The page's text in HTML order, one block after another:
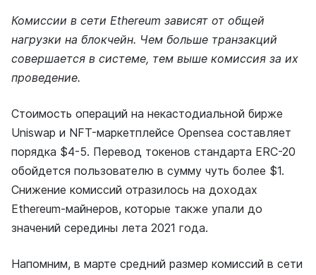
Комиссии в сети Ethereum зависят от общей
нагрузки на блокчейн. Чем больше транзакций
совершается в системе, тем выше комиссия за их
проведение.
Стоимость операций на некастодиальной бирже
Uniswap и NFT-маркетплейсе Opensea составляет
порядка $4-5. Перевод токенов стандарта ERC-20
обойдется пользователю в сумму чуть более $1.
Снижение комиссий отразилось на доходах
Ethereum-майнеров, которые также упали до
значений середины лета 2021 года.
Напомним, в марте средний размер комиссий в сети